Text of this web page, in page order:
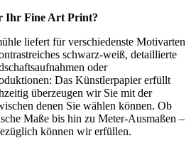
Ihr Fine Art Print?
liefert für verschiedenste Motivarten
schwarz-weiß, detaillierte
oder
Das Künstlerpapier erfüllt
überzeugen wir Sie mit der
denen Sie wählen können. Ob
Maße bis hin zu Meter-Ausmaßen –
können wir erfüllen.